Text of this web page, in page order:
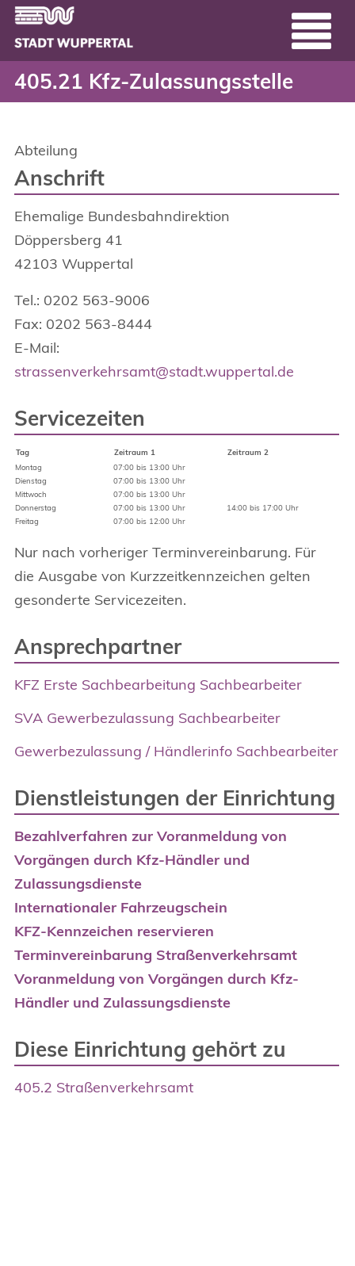
Zum Hauptinhalt springen
405.21 Kfz-
Header
405.21 Kfz-Zulassungsstelle
Abteilung
Anschrift
Ehemalige Bundesbahndirektion
Döppersberg 41
42103 Wuppertal
Tel.: 0202 563-9006
Fax: 0202 563-8444
E-Mail:
strassenverkehrsamt@stadt.wuppertal.de
Servicezeiten
Tag Zeitraum 1
Zeitraum 2
Montag
07:00 bis 13:00 Uhr
Dienstag
07:00 bis 13:00 Uhr
Mittwoch
07:00 bis 13:00 Uhr
Donnerstag
07:00 bis 13:00 Uhr
14:00 bis 17:00 Uhr
Freitag
07:00 bis 12:00 Uhr
Nur nach vorheriger Terminvereinbarung. Für
die Ausgabe von Kurzzeitkennzeichen gelten
gesonderte Servicezeiten.
Ansprechpartner
KFZ Erste Sachbearbeitung Sachbearbeiter
SVA Gewerbezulassung Sachbearbeiter
Gewerbezulassung / Händlerinfo Sachbearbeiter
Dienstleistungen der Einrichtung
Bezahlverfahren zur Voranmeldung von
Vorgängen durch Kfz-Händler und
Zulassungsdienste
Internationaler Fahrzeugschein
KFZ-Kennzeichen reservieren
Terminvereinbarung Straßenverkehrsamt
Voranmeldung von Vorgängen durch Kfz-
Händler und Zulassungsdienste
Diese Einrichtung gehört zu
405.2 Straßenverkehrsamt